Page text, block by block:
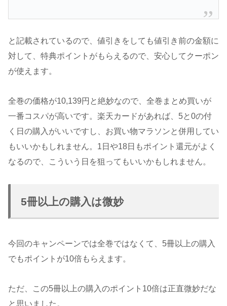
と記載されているので、値引きをしても値引き前の金額に
対して、特典ポイントがもらえるので、安心してクーポン
が使えます。
全巻の価格が10,139円と絶妙なので、全巻まとめ買いが
一番コスパが高いです。楽天カードがあれば、5と0の付
く日の購入がいいですし、お買い物マラソンと併用してい
もいいかもしれません。1日や18日もポイント還元がよく
なるので、こういう日を狙ってもいいかもしれません。
5冊以上の購入は微妙
今回のキャンペーンでは全巻ではなくて、5冊以上の購入
でもポイントが10倍もらえます。
ただ、この5冊以上の購入のポイント10倍は正直微妙だな
と思いました。